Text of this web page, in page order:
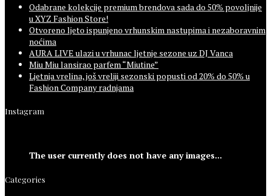
Odabrane kolekcije premium brendova sada do 50% povoljnije
u XYZ Fashion Store!
Otvoreno ljeto ispunjeno vrhunskim nastupima i nezaboravnim
noćima
AURA LIVE ulazi u vrhunac ljetnje sezone uz DJ Vanca
Miu Miu lansirao parfem “Miutine”
Ljetnja vrelina, još vreliji sezonski popusti od 20% do 50% u
Fashion Company radnjama
Instagram
The user currently does not have any images...
Categories